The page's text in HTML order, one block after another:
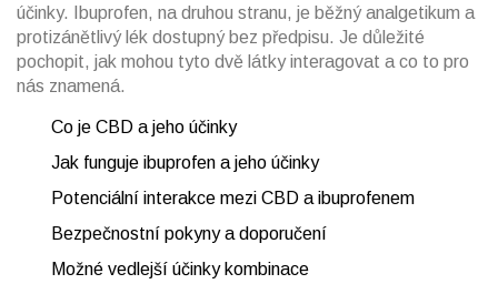
účinky. Ibuprofen, na druhou stranu, je běžný analgetikum a
protizánětlivý lék dostupný bez předpisu. Je důležité
pochopit, jak mohou tyto dvě látky interagovat a co to pro
nás znamená.
Co je CBD a jeho účinky
Jak funguje ibuprofen a jeho účinky
Potenciální interakce mezi CBD a ibuprofenem
Bezpečnostní pokyny a doporučení
Možné vedlejší účinky kombinace